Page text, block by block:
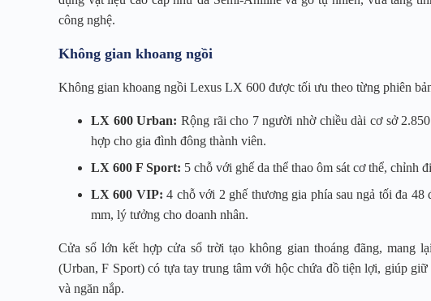
công nghệ.
Không gian khoang ngồi
Không gian khoang ngồi Lexus LX 600 được tối ưu theo từng phiên
LX 600 Urban: Rộng rãi cho 7 người nhờ chiều dài cơ sở
hợp cho gia đình đông thành viên.
LX 600 F Sport: 5 chỗ với ghế da thể thao ôm sát cơ thể, chỉnh
LX 600 VIP: 4 chỗ với 2 ghế thương gia phía sau ngả tối đa 48
mm, lý tưởng cho doanh nhân.
Cửa sổ lớn kết hợp cửa sổ trời tạo không gian thoáng đãng, mang
(Urban, F Sport) có tựa tay trung tâm với hộc chứa đồ tiện lợi, giúp
và ngăn nắp.